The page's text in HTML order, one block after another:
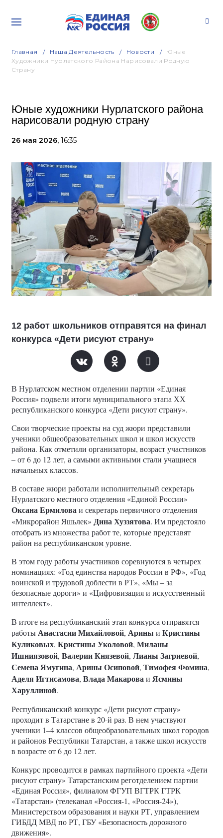
Главная Наша Деятельность Новости
Юные
Художники Нурлатского Района Нарисовали Родную
Страну
Юные художники Нурлатского района
нарисовали родную страну
26 мая 2026, 16:35
12 работ школьников отправятся на финал
конкурса «Дети рисуют страну»
В Нурлатском местном отделении партии «Единая
Россия» подвели итоги муниципального этапа ХХ
республиканского конкурса «Дети рисуют страну».
Свои творческие проекты на суд жюри представили
ученики общеобразовательных школ и школ искусств
района. Как отметили организаторы, возраст участников
– от 6 до 12 лет, а самыми активными стали учащиеся
начальных классов.
В составе жюри работали исполнительный секретарь
Нурлатского местного отделения «Единой России»
Оксана Ермиловаи секретарь первичного отделения
«Микрорайон Яшьлек» Дина Хуззятова. Им предстояло
отобрать из множества работ те, которые представят
район на республиканском уровне.
В этом году работы участников соревнуются в четырех
номинациях: «Год единства народов России в РФ», «Год
воинской и трудовой доблести в РТ», «Мы – за
безопасные дороги» и «Цифровизация и искусственный
интеллект».
В итоге на республиканский этап конкурса отправятся
работыАнастасии Михайловой, Арины и Кристины
Куликовых, Кристины Уколовой, Миланы
Ишниязовой, Валерии Князевой, Лианы Загриевой,
Семена Ямугина, Арины Осиповой, Тимофея Фомина,
Аделя Игтисамова, Влада Макароваи Ясмины
Харуллиной.
Республиканский конкурс «Дети рисуют страну»
проходит в Татарстане в 20-й раз. В нем участвуют
ученики 1–4 классов общеобразовательных школ городов
и районов Республики Татарстан, а также школ искусств
в возрасте от 6 до 12 лет.
Конкурс проводится в рамках партийного проекта «Дети
рисуют страну» Татарстанским реготделением партии
«Единая Россия», филиалом ФГУП ВГТРК ГТРК
«Татарстан» (телеканал «Россия-1, «Россия-24»),
Министерством образования и науки РТ, управлением
ГИБДД МВД по РТ, ГБУ «Безопасность дорожного
движения».